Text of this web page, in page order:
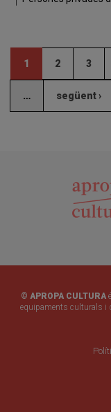
1 2 3
… següent ›
© APROPA CULTURA
equipaments culturals i